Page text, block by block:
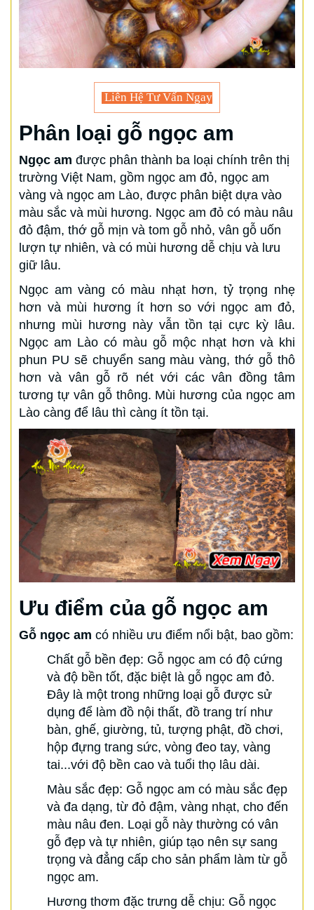
Liên Hệ Tư Vấn Ngay
Phân loại gỗ ngọc am
Ngọc am được phân thành ba loại chính trên thị
trường Việt Nam, gồm ngọc am đỏ, ngọc am
vàng và ngọc am Lào, được phân biệt dựa vào
màu sắc và mùi hương. Ngọc am đỏ có màu nâu
đỏ đậm, thớ gỗ mịn và tom gỗ nhỏ, vân gỗ uốn
lượn tự nhiên, và có mùi hương dễ chịu và lưu
giữ lâu.
Ngọc am vàng có màu nhạt hơn, tỷ trọng nhẹ
hơn và mùi hương ít hơn so với ngọc am đỏ,
nhưng mùi hương này vẫn tồn tại cực kỳ lâu.
Ngọc am Lào có màu gỗ mộc nhạt hơn và khi
phun PU sẽ chuyển sang màu vàng, thớ gỗ thô
hơn và vân gỗ rõ nét với các vân đồng tâm
tương tự vân gỗ thông. Mùi hương của ngọc am
Lào càng để lâu thì càng ít tồn tại.
Ưu điểm của gỗ ngọc am
Gỗ ngọc am có nhiều ưu điểm nổi bật, bao gồm:
Chất gỗ bền đẹp: Gỗ ngọc am có độ cứng
và độ bền tốt, đặc biệt là gỗ ngọc am đỏ.
Đây là một trong những loại gỗ được sử
dụng để làm đồ nội thất, đồ trang trí như
bàn, ghế, giường, tủ, tượng phật, đồ chơi,
hộp đựng trang sức, vòng đeo tay, vàng
tai...với độ bền cao và tuổi thọ lâu dài.
Màu sắc đẹp: Gỗ ngọc am có màu sắc đẹp
và đa dạng, từ đỏ đậm, vàng nhạt, cho đến
màu nâu đen. Loại gỗ này thường có vân
gỗ đẹp và tự nhiên, giúp tạo nên sự sang
trọng và đẳng cấp cho sản phẩm làm từ gỗ
ngọc am.
Hương thơm đặc trưng dễ chịu: Gỗ ngọc